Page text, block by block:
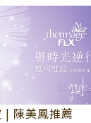
陳美鳳推薦